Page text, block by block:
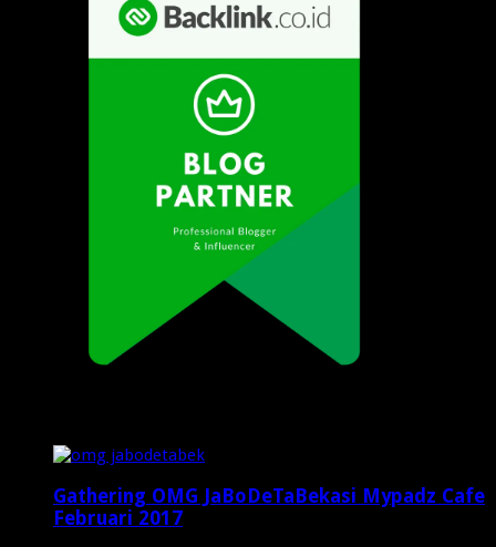
Gathering OMG JaBoDeTaBekasi Mypadz Cafe
Februari 2017